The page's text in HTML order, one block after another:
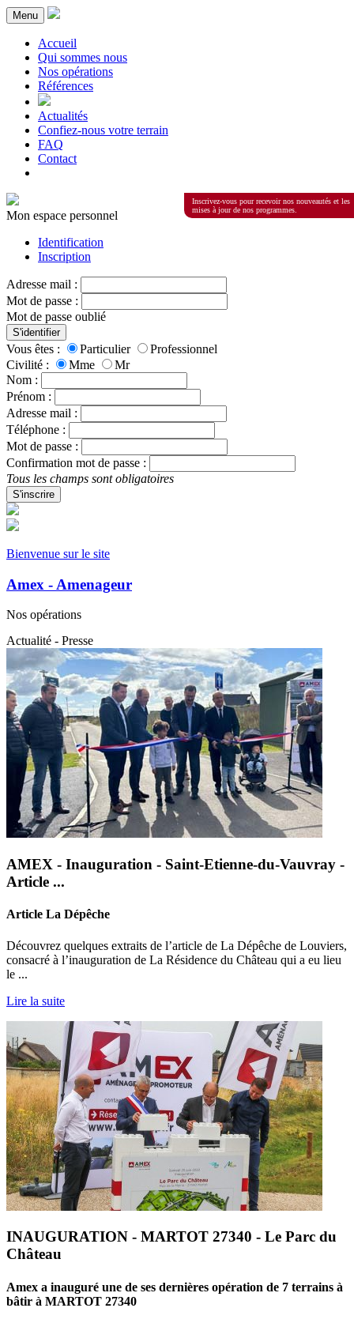
Menu
Accueil
Qui sommes nous
Nos opérations
Références
Actualités
Confiez-nous votre terrain
FAQ
Contact
Inscrivez-vous pour recevoir nos nouveautés et les
mises à jour de nos programmes.
Mon espace personnel
Identification
Inscription
Adresse mail :
Mot de passe :
Mot de passe oublié
S'identifier
Vous êtes : Particulier
Professionnel
Civilité :
Mme
Mr
Nom :
Prénom :
Adresse mail :
Téléphone :
Mot de passe :
Confirmation mot de passe :
Tous les champs sont obligatoires
S'inscrire
Bienvenue sur le site
Amex - Amenageur
Nos opérations
Actualité - Presse
AMEX - Inauguration - Saint-Etienne-du-Vauvray -
Article ...
Article La Dépêche
Découvrez quelques extraits de l’article de La Dépêche de Louviers,
consacré à l’inauguration de La Résidence du Château qui a eu lieu
le ...
Lire la suite
INAUGURATION - MARTOT 27340 - Le Parc du
Château
Amex a inauguré une de ses dernières opération de 7 terrains à
bâtir à MARTOT 27340